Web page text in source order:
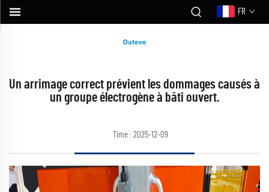
FR
Un arrimage correct prévient les dommages causés à
un groupe électrogène à bâti ouvert.
Time : 2025-12-09